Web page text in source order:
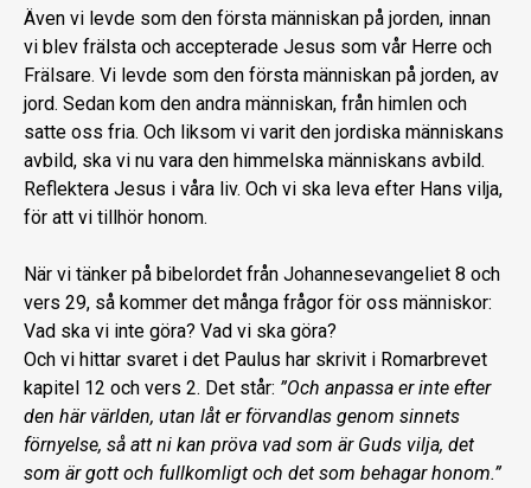
Även vi levde som den första människan på jorden, innan
vi blev frälsta och accepterade Jesus som vår Herre och
Frälsare. Vi levde som den första människan på jorden, av
jord. Sedan kom den andra människan, från himlen och
satte oss fria. Och liksom vi varit den jordiska människans
avbild, ska vi nu vara den himmelska människans avbild.
Reflektera Jesus i våra liv. Och vi ska leva efter Hans vilja,
för att vi tillhör honom.
När vi tänker på bibelordet från Johannesevangeliet 8 och
vers 29, så kommer det många frågor för oss människor:
Vad ska vi inte göra? Vad vi ska göra?
Och vi hittar svaret i det Paulus har skrivit i Romarbrevet
kapitel 12 och vers 2. Det står: ”Och anpassa er inte efter
den här världen, utan låt er förvandlas genom sinnets
förnyelse, så att ni kan pröva vad som är Guds vilja, det
som är gott och fullkomligt och det som behagar honom.”